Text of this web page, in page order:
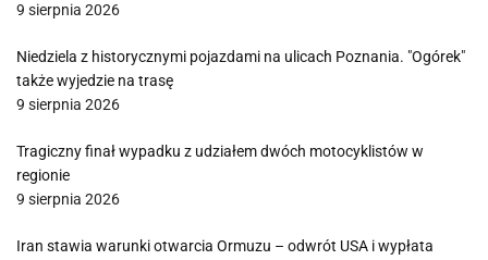
9 sierpnia 2026
Niedziela z historycznymi pojazdami na ulicach Poznania. "Ogórek"
także wyjedzie na trasę
9 sierpnia 2026
Tragiczny finał wypadku z udziałem dwóch motocyklistów w
regionie
9 sierpnia 2026
Iran stawia warunki otwarcia Ormuzu – odwrót USA i wypłata